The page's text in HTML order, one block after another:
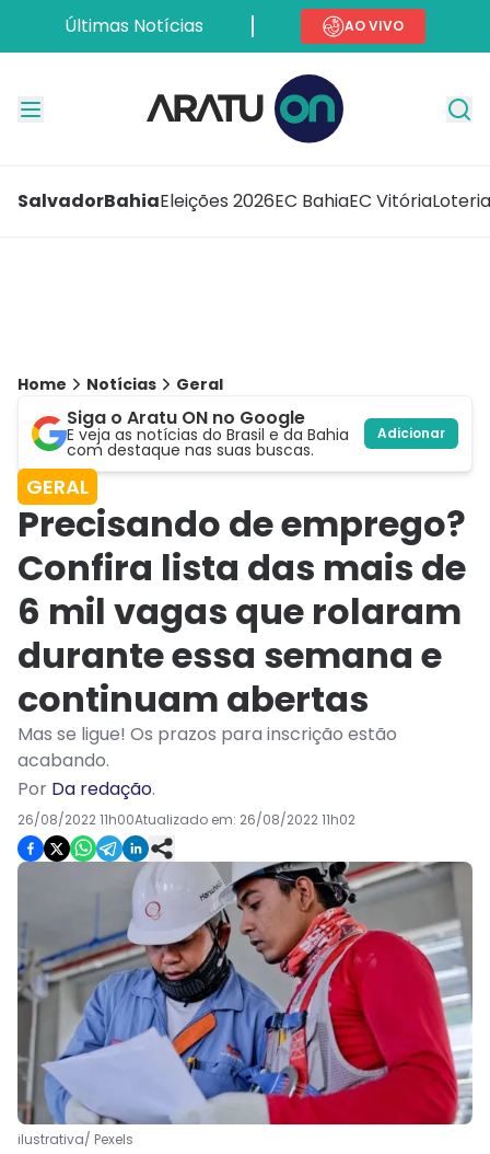
Últimas Notícias AO VIVO
SalvadorBahiaEleições 2026EC BahiaEC Vitória
Home Notícias Geral
Siga o Aratu ON no Google
E veja as notícias do Brasil e da Bahia
com destaque nas suas buscas.
Adicionar
GERAL
Precisando de emprego?
Confira lista das mais de
6 mil vagas que rolaram
durante essa semana e
continuam abertas
Mas se ligue! Os prazos para inscrição estão
acabando.
Por Da redação.
26/08/2022 11h00Atualizado em: 26/08/2022 11h02
ilustrativa/ Pexels